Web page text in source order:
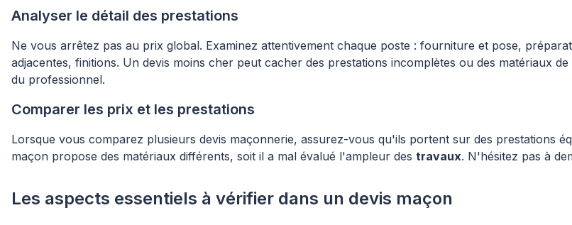
Analyser le détail des prestations
Ne vous arrêtez pas au prix global. Examinez attentivement chaque poste : fourniture et pose,
adjacentes, finitions. Un devis moins cher peut cacher des prestations incomplètes ou des matériaux de
du professionnel.
Comparer les prix et les prestations
Lorsque vous comparez plusieurs devis maçonnerie, assurez-vous qu'ils portent sur des prestations
maçon propose des matériaux différents, soit il a mal évalué l'ampleur des travaux. N'hésitez pas à
Les aspects essentiels à vérifier dans un devis maçon